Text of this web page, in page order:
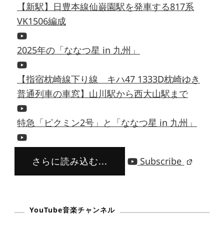
【新駅】日豊本線仙巌園駅を発車する817系
VK1506編成
2025年の「ななつ星 in 九州」
【指宿枕崎線下り線 キハ47 1333D枕崎ゆき
普通列車の車窓】山川駅から西大山駅まで
特急「ピクミン2号」と「ななつ星 in 九州」
さらに読み込む... Subscribe
YouTube音楽チャンネル